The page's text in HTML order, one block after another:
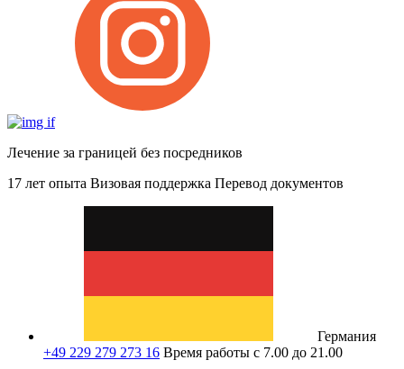
Лечение за границей без посредников
17 лет опыта Визовая поддержка Перевод документов
Германия
+49 229 279 273 16 Время работы с 7.00 до 21.00